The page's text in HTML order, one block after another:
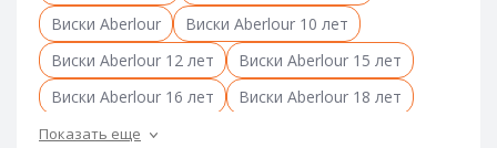
Виски Aberlour
Виски Aberlour 10 лет
Виски Aberlour 12 лет
Виски Aberlour 15 лет
Виски Aberlour 16 лет
Виски Aberlour 18 лет
Виски Akashi
Показать еще